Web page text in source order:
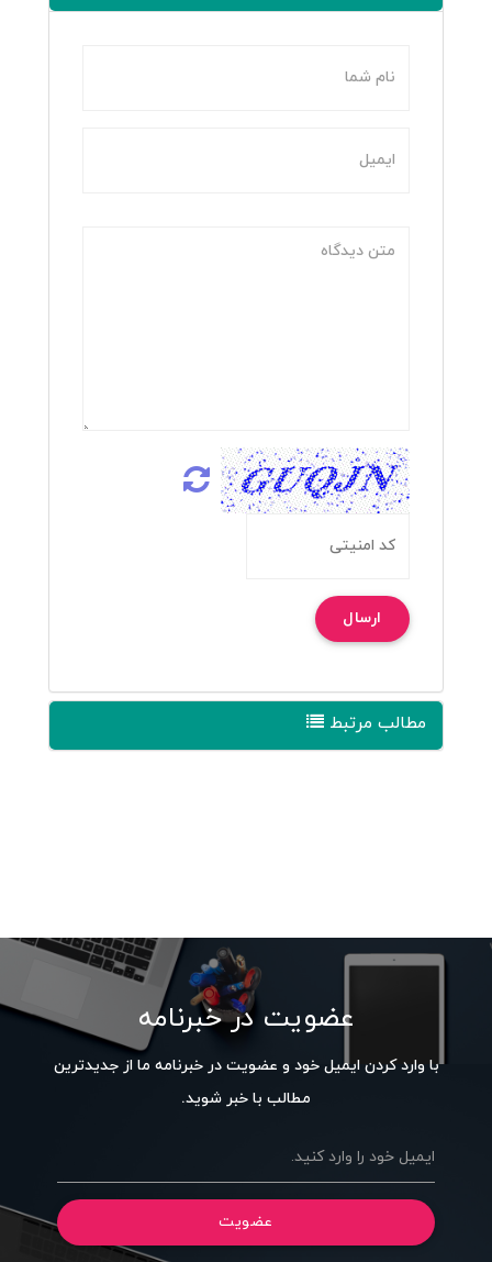
ارسال
مطالب مرتبط
عضویت در خبرنامه
با وارد کردن ایمیل خود و عضویت در خبرنامه ما از جدیدترین
مطالب با خبر شوید.
ایمیل خود را وارد کنید.
عضویت